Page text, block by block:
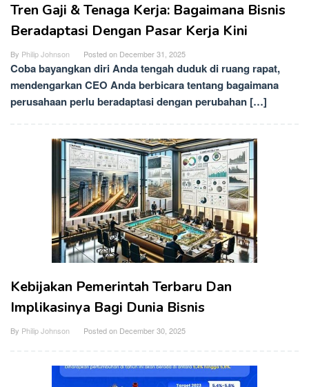
Tren Gaji & Tenaga Kerja: Bagaimana Bisnis
Beradaptasi Dengan Pasar Kerja Kini
By Philip Johnson Posted on December 31, 2025
Coba bayangkan diri Anda tengah duduk di ruang rapat,
mendengarkan CEO Anda berbicara tentang bagaimana
perusahaan perlu beradaptasi dengan perubahan […]
Kebijakan Pemerintah Terbaru Dan
Implikasinya Bagi Dunia Bisnis
By Philip Johnson Posted on December 30, 2025